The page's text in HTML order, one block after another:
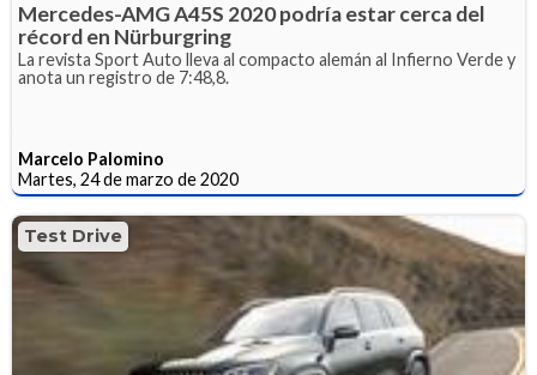
Mercedes-AMG A45S 2020 podría estar cerca del
récord en Nürburgring
La revista Sport Auto lleva al compacto alemán al Infierno Verde y
anota un registro de 7:48,8.
Marcelo Palomino
Martes, 24 de marzo de 2020
Test Drive